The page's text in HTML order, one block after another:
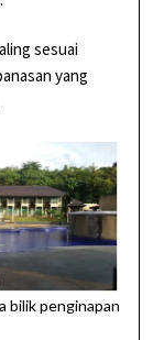
sesuai
yang
bilik penginapan